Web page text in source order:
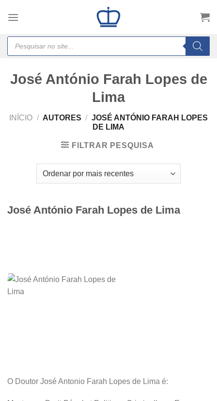
Products
search
José António Farah Lopes de
Lima
INÍCIO / AUTORES / JOSÉ ANTÓNIO FARAH LOPES
DE LIMA
FILTRAR PESQUISA
José António Farah Lopes de Lima
O Doutor José Antonio Farah Lopes de Lima é: